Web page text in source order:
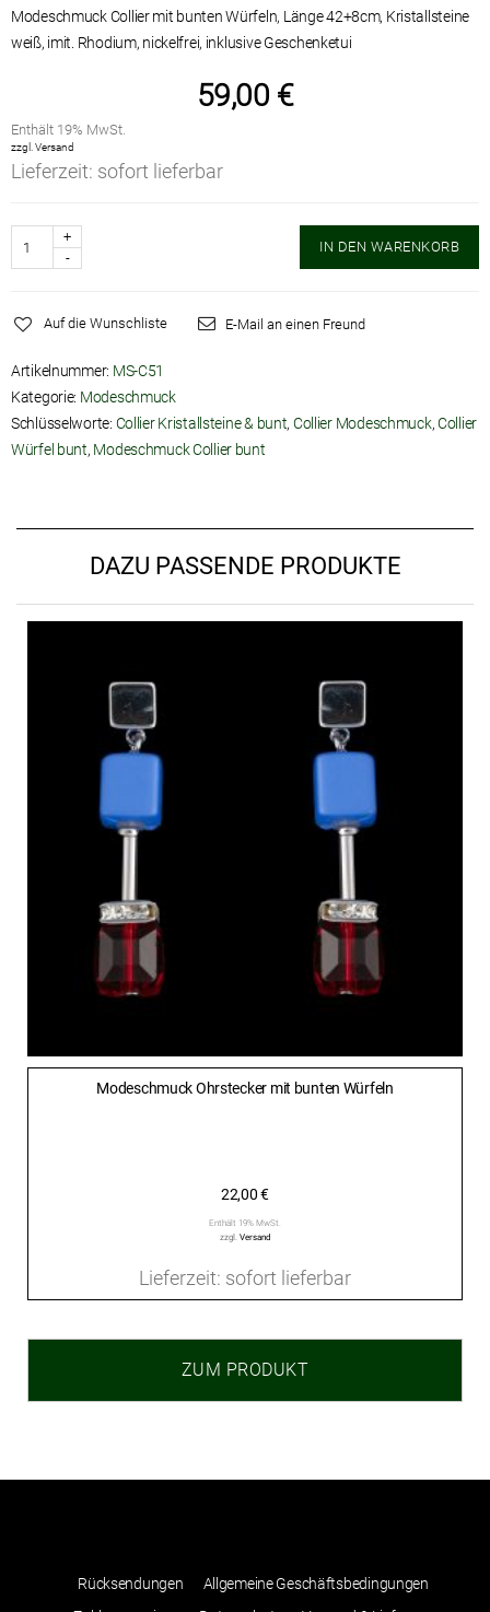
Modeschmuck Collier mit bunten Würfeln, Länge 42+8cm, Kristallsteine
weiß, imit. Rhodium, nickelfrei,
59,00 €
Enthält 19% MwSt.
zzgl.Versand
Lieferzeit: sofort lieferbar
IN DEN WARENKORB
Auf die Wunschliste E-Mail an einen Freund
Artikelnummer: MS-C51
Kategorie: Modeschmuck
Schlüsselworte: Collier Kristallsteine & bunt, Collier Modeschmuck,Collier
Würfel bunt, Modeschmuck Collier bunt
DAZU PASSENDE PRODUKTE
Modeschmuck Ohrstecker mit bunten Würfeln
22,00€
Enthält 19% MwSt.
zzgl. Versand
Lieferzeit: sofort lieferbar
ZUM PRODUKT
Rücksendungen
Allgemeine Geschäftsbedingungen